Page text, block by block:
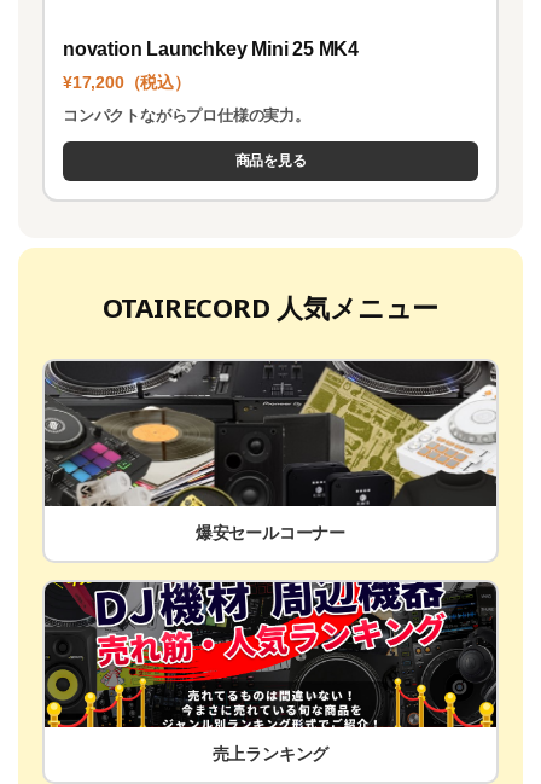
novation Launchkey Mini 25 MK4
¥17,200（税込）
コンパクトながらプロ仕様の実力。
商品を見る
OTAIRECORD 人気メニュー
爆安セールコーナー
売上ランキング